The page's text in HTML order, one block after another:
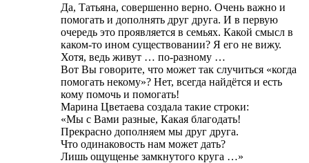
Да, Татьяна, совершенно верно. Очень важно и
помогать и дополнять друг друга. И в первую
очередь это проявляется в семьях. Какой смысл в
каком-то ином существовании? Я его не вижу.
Хотя, ведь живут … по-разному …
Вот Вы говорите, что может так случиться «когда
помогать некому»? Нет, всегда найдётся и есть
кому помочь и помогать!
Марина Цветаева создала такие строки:
«Мы с Вами разные, Какая благодать!
Прекрасно дополняем мы друг друга.
Что одинаковость нам может дать?
Лишь ощущенье замкнутого круга …»